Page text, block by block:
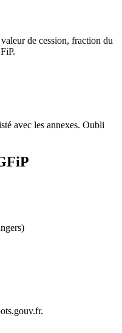
de cession, fraction du
avec les annexes. Oubli